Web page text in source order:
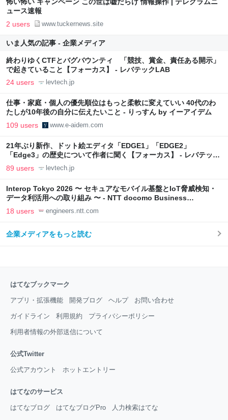
怖い怖い キャンペーン この世は嘘だらけ 情報操作 | テレグラムニ
ュース速報
2 users www.tuckernews.site
いま人気の記事 - 企業メディア
終わりゆくCTFとバグバウンティ 「競技、賞金、責任ある開示」
で起きていること【フォーカス】 - レバテックLAB
24 users levtech.jp
仕事・家庭・個人の優先順位はもっと柔軟に変えていい 40代のわ
たしが10年後の自分に伝えたいこと - りっすん by イーアイデム
109 users www.e-aidem.com
21年ぶり新作、ドット絵エディタ「EDGE1」「EDGE2」
「Edge3」の歴史について作者に聞く【フォーカス】 - レバテック
LAB
89 users levtech.jp
Interop Tokyo 2026 〜 セキュアなモバイル基盤とIoT脅威検知・
データ利活用への取り組み 〜 - NTT docomo Business
Engineers' Blog
18 users engineers.ntt.com
企業メディアをもっと読む
はてなブックマーク
アプリ・拡張機能 開発ブログ ヘルプ お問い合わせ
ガイドライン 利用規約 プライバシーポリシー
利用者情報の外部送信について
公式Twitter
公式アカウント ホットエントリー
はてなのサービス
はてなブログ はてなブログPro 人力検索はてな